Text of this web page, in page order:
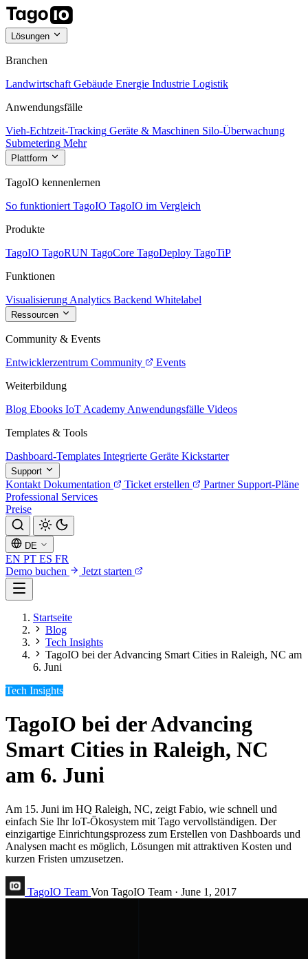
Lösungen
Branchen
Landwirtschaft Gebäude Energie Industrie Logistik
Anwendungsfälle
Vieh-Echtzeit-Tracking Geräte & Maschinen Silo-Überwachung
Submetering Mehr
Plattform
TagoIO kennenlernen
So funktioniert TagoIO TagoIO im Vergleich
Produkte
TagoIO TagoRUN TagoCore TagoDeploy TagoTiP
Funktionen
Visualisierung Analytics Backend Whitelabel
Ressourcen
Community & Events
Entwicklerzentrum Community
Events
Weiterbildung
Blog Ebooks IoT Academy Anwendungsfälle Videos
Templates & Tools
Dashboard-Templates Integrierte Geräte Kickstarter
Support
Kontakt Dokumentation Ticket erstellen Partner Support-Pläne
Professional Services
Preise
DE
EN PT ES FR
Demo buchen
Jetzt starten
Startseite
Blog
Tech Insights
TagoIO bei der Advancing Smart Cities in Raleigh, NC am
6. Juni
Tech Insights
TagoIO bei der Advancing
Smart Cities in Raleigh, NC
am 6. Juni
Am 15. Juni im HQ Raleigh, NC, zeigt Fabio, wie schnell und
einfach Sie Ihr IoT-Ökosystem mit Tago vervollständigen. Der
einzigartige Einrichtungsprozess zum Erstellen von Dashboards und
Analysen macht es möglich, Lösungen mit attraktiven Kosten und
kurzen Fristen umzusetzen.
TagoIO Team Von TagoIO Team · June 1, 2017